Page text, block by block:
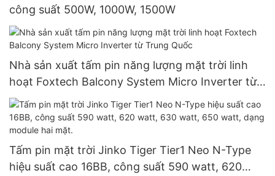
công suất 500W, 1000W, 1500W
Nhà sản xuất tấm pin năng lượng mặt trời linh
hoạt Foxtech Balcony System Micro Inverter từ
Trung Quốc
Tấm pin mặt trời Jinko Tiger Tier1 Neo N-Type
hiệu suất cao 16BB, công suất 590 watt, 620